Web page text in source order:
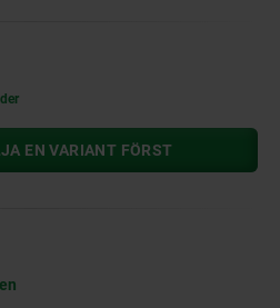
EN VARIANT FÖRST